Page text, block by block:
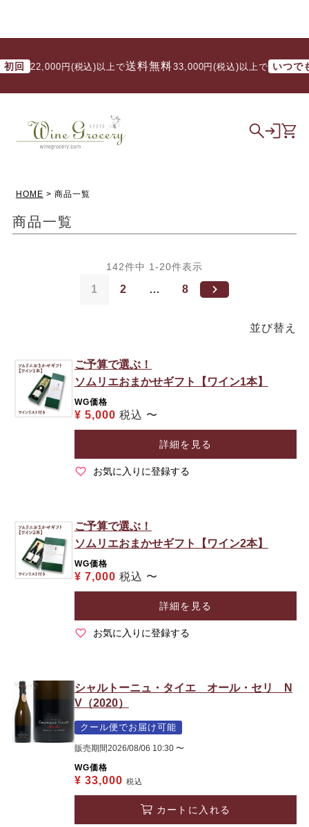
22,000円(税込)以上で送料無料/ 33,000円(税込)以上で いつでも 送
HOME 商品一覧
商品一覧
並び替え
142件中 1 -20件表示
1 2 … 8
ご予算で選ぶ！
ソムリエおまかせギフト【ワイン1本】
WG価格
¥ 5,000 税込 〜
詳細を見る
お気に入りに登録する
ご予算で選ぶ！
ソムリエおまかせギフト【ワイン2本】
WG価格
¥ 7,000 税込 〜
詳細を見る
お気に入りに登録する
シャルトーニュ・タイエ オール・セリ N
V（2020）
クール便でお届け可能
販売期間2026/08/06 10:30 〜
WG価格
¥ 33,000 税込
カートに入れる